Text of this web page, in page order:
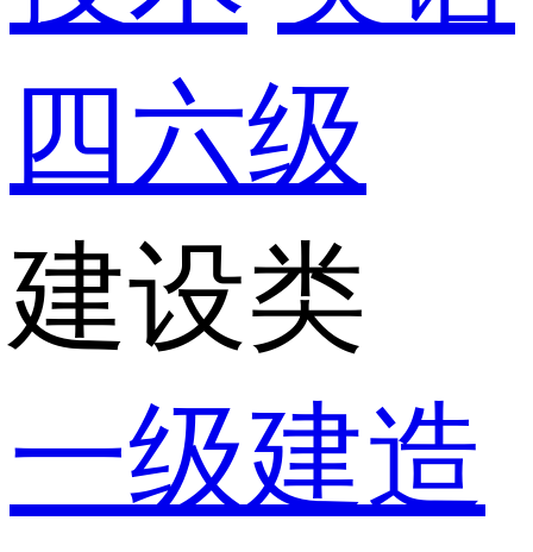
四六级
建设类
一级建造